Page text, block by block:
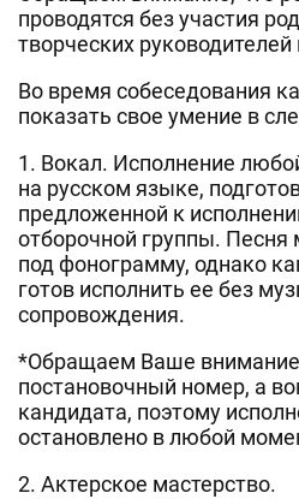
проводятся без участия
творческих
Во время собеседования
показать свое умение в
1. Вокал. Исполнение
на русском языке,
предложенной к
отборочной группы. Песня
под фонограмму, однако
готов исполнить ее без
сопровождения.
*Обращаем Ваше
постановочный номер, а
кандидата, поэтому
остановлено в любой
2. Актерское мастерство.